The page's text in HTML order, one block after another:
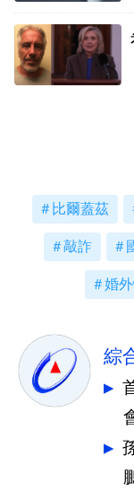
比爾蓋茲
敲詐
婚
綜